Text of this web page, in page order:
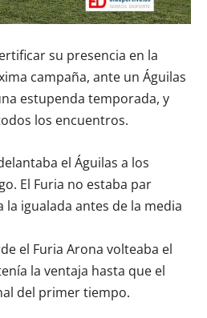
su presencia en la
campaña, ante un Águilas
estupenda temporada, y
los encuentros.
el Águilas a los
El Furia no estaba par
la igualada antes de la media
el Furia Arona volteaba el
la ventaja hasta que el
del primer tiempo.